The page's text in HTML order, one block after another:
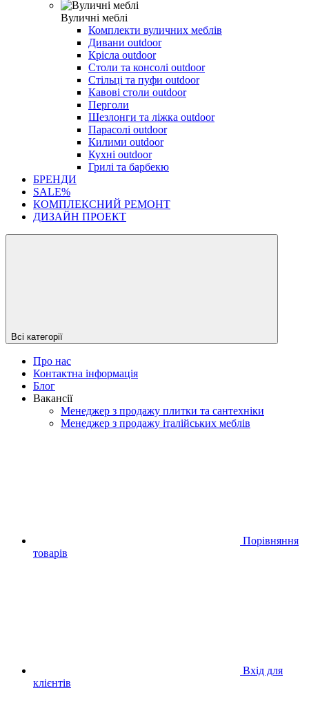
Вуличні меблі
Комплекти вуличних меблів
Дивани outdoor
Крісла outdoor
Столи та консолі outdoor
Стільці та пуфи outdoor
Кавові столи outdoor
Перголи
Шезлонги та ліжка outdoor
Парасолі outdoor
Килими outdoor
Кухні outdoor
Грилі та барбекю
БРЕНДИ
SALE%
КОМПЛЕКСНИЙ РЕМОНТ
ДИЗАЙН ПРОЕКТ
Всі категорії
Про нас
Контактна інформація
Блог
Вакансії
Менеджер з продажу плитки та сантехніки
Менеджер з продажу італійських меблів
Порівняння
товарів
Вхід для
клієнтів